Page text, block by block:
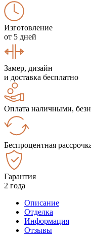
Изготовление
от 5 дней
Замер, дизайн
и доставка бесплатно
Оплата наличными,
Беспроцентная
Гарантия
2 года
Описание
Отделка
Информация
Отзывы